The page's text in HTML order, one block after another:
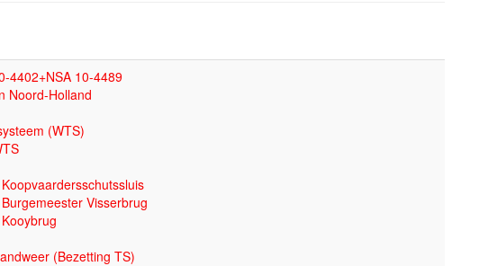
4402+NSA 10-4489
Noord-Holland
(WTS)
Visserbrug
(Bezetting TS)